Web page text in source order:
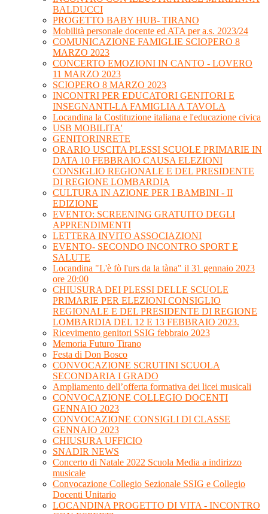
BALDUCCI
PROGETTO BABY HUB- TIRANO
Mobilità personale docente ed ATA per a.s. 2023/24
COMUNICAZIONE FAMIGLIE SCIOPERO 8
MARZO 2023
CONCERTO EMOZIONI IN CANTO - LOVERO
11 MARZO 2023
SCIOPERO 8 MARZO 2023
INCONTRI PER EDUCATORI GENITORI E
INSEGNANTI-LA FAMIGLIA A TAVOLA
Locandina la Costituzione italiana e l'educazione civica
USB MOBILITA'
GENITORINRETE
ORARIO USCITA PLESSI SCUOLE PRIMARIE IN
DATA 10 FEBBRAIO CAUSA ELEZIONI
CONSIGLIO REGIONALE E DEL PRESIDENTE
DI REGIONE LOMBARDIA
CULTURA IN AZIONE PER I BAMBINI - II
EDIZIONE
EVENTO: SCREENING GRATUITO DEGLI
APPRENDIMENTI
LETTERA INVITO ASSOCIAZIONI
EVENTO- SECONDO INCONTRO SPORT E
SALUTE
Locandina "L'è fò l'urs da la tàna" il 31 gennaio 2023
ore 20:00
CHIUSURA DEI PLESSI DELLE SCUOLE
PRIMARIE PER ELEZIONI CONSIGLIO
REGIONALE E DEL PRESIDENTE DI REGIONE
LOMBARDIA DEL 12 E 13 FEBBRAIO 2023.
Ricevimento genitori SSIG febbraio 2023
Memoria Futuro Tirano
Festa di Don Bosco
CONVOCAZIONE SCRUTINI SCUOLA
SECONDARIA I GRADO
Ampliamento dell’offerta formativa dei licei musicali
CONVOCAZIONE COLLEGIO DOCENTI
GENNAIO 2023
CONVOCAZIONE CONSIGLI DI CLASSE
GENNAIO 2023
CHIUSURA UFFICIO
SNADIR NEWS
Concerto di Natale 2022 Scuola Media a indirizzo
musicale
Convocazione Collegio Sezionale SSIG e Collegio
Docenti Unitario
LOCANDINA PROGETTO DI VITA - INCONTRO